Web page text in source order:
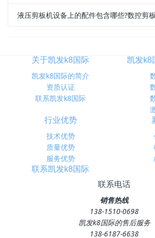
液压剪板机设备上的配件包含哪些?数控剪
关于凯发k8国际
凯发k8国际的简介
资质认证
联系凯发k8国际
凯发k8
行业优势
技术优势
质量优势
服务优势
联系凯发k8国际
联系电话
销售热线
138-1510-0698
凯发k8国际的售后服务
138-6187-6638